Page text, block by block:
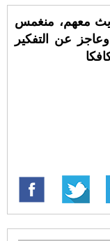
معهم، منغمس
عن التفكير